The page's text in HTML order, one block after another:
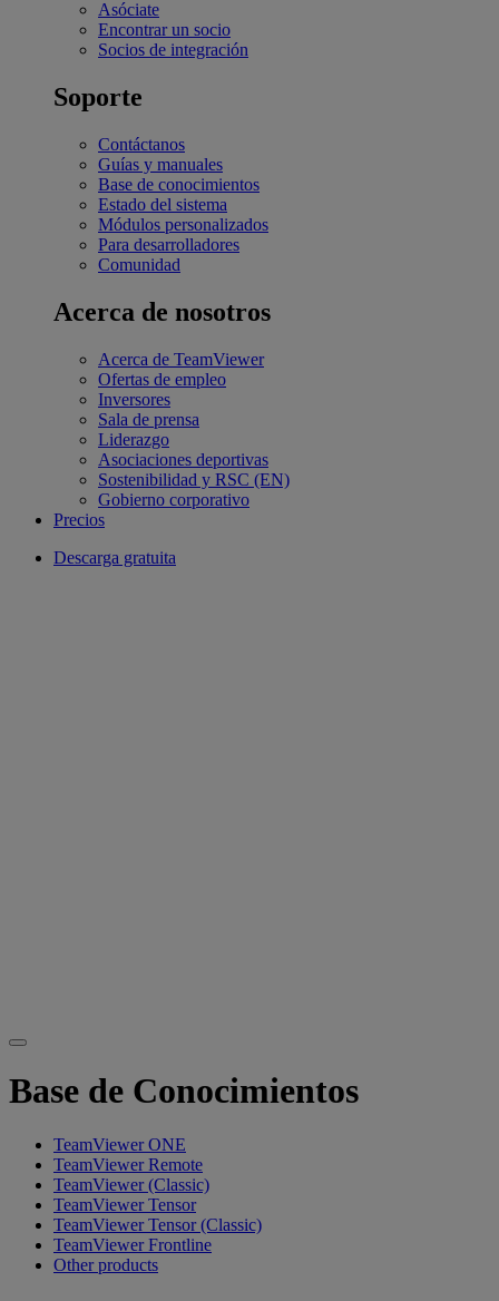
Asóciate
Encontrar un socio
Socios de integración
Soporte
Contáctanos
Guías y manuales
Base de conocimientos
Estado del sistema
Módulos personalizados
Para desarrolladores
Comunidad
Acerca de nosotros
Acerca de TeamViewer
Ofertas de empleo
Inversores
Sala de prensa
Liderazgo
Asociaciones deportivas
Sostenibilidad y RSC (EN)
Gobierno corporativo
Precios
Descarga gratuita
Base de Conocimientos
TeamViewer ONE
TeamViewer Remote
TeamViewer (Classic)
TeamViewer Tensor
TeamViewer Tensor (Classic)
TeamViewer Frontline
Other products